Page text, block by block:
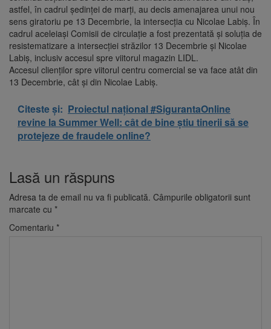
astfel, în cadrul ședinței de marți, au decis amenajarea unui nou
sens giratoriu pe 13 Decembrie, la intersecția cu Nicolae Labiș. În
cadrul aceleiași Comisii de circulație a fost prezentată și soluția de
resistematizare a intersecției străzilor 13 Decembrie și Nicolae
Labiș, inclusiv accesul spre viitorul magazin LIDL.
Accesul clienților spre viitorul centru comercial se va face atât din
13 Decembrie, cât și din Nicolae Labiș.
Citeste și: Proiectul național #SigurantaOnline
revine la Summer Well: cât de bine știu tinerii să se
protejeze de fraudele online?
Lasă un răspuns
Adresa ta de email nu va fi publicată. Câmpurile obligatorii sunt
marcate cu *
Comentariu *